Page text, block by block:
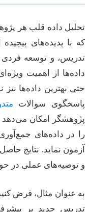
تحلیل داده قلب هر
که با پدیده‌های
تدریس، و توسعه فردی
داده‌ها از اهمیت
حتی بهترین داده‌ها نیز
پاسخگوی سوالات
پژوهشگر امکان می‌دهد
را در داده‌های
آزمون نماید. نتایج
و توصیه‌های عملی در
به عنوان مثال، فرض
تدریس جدید بر